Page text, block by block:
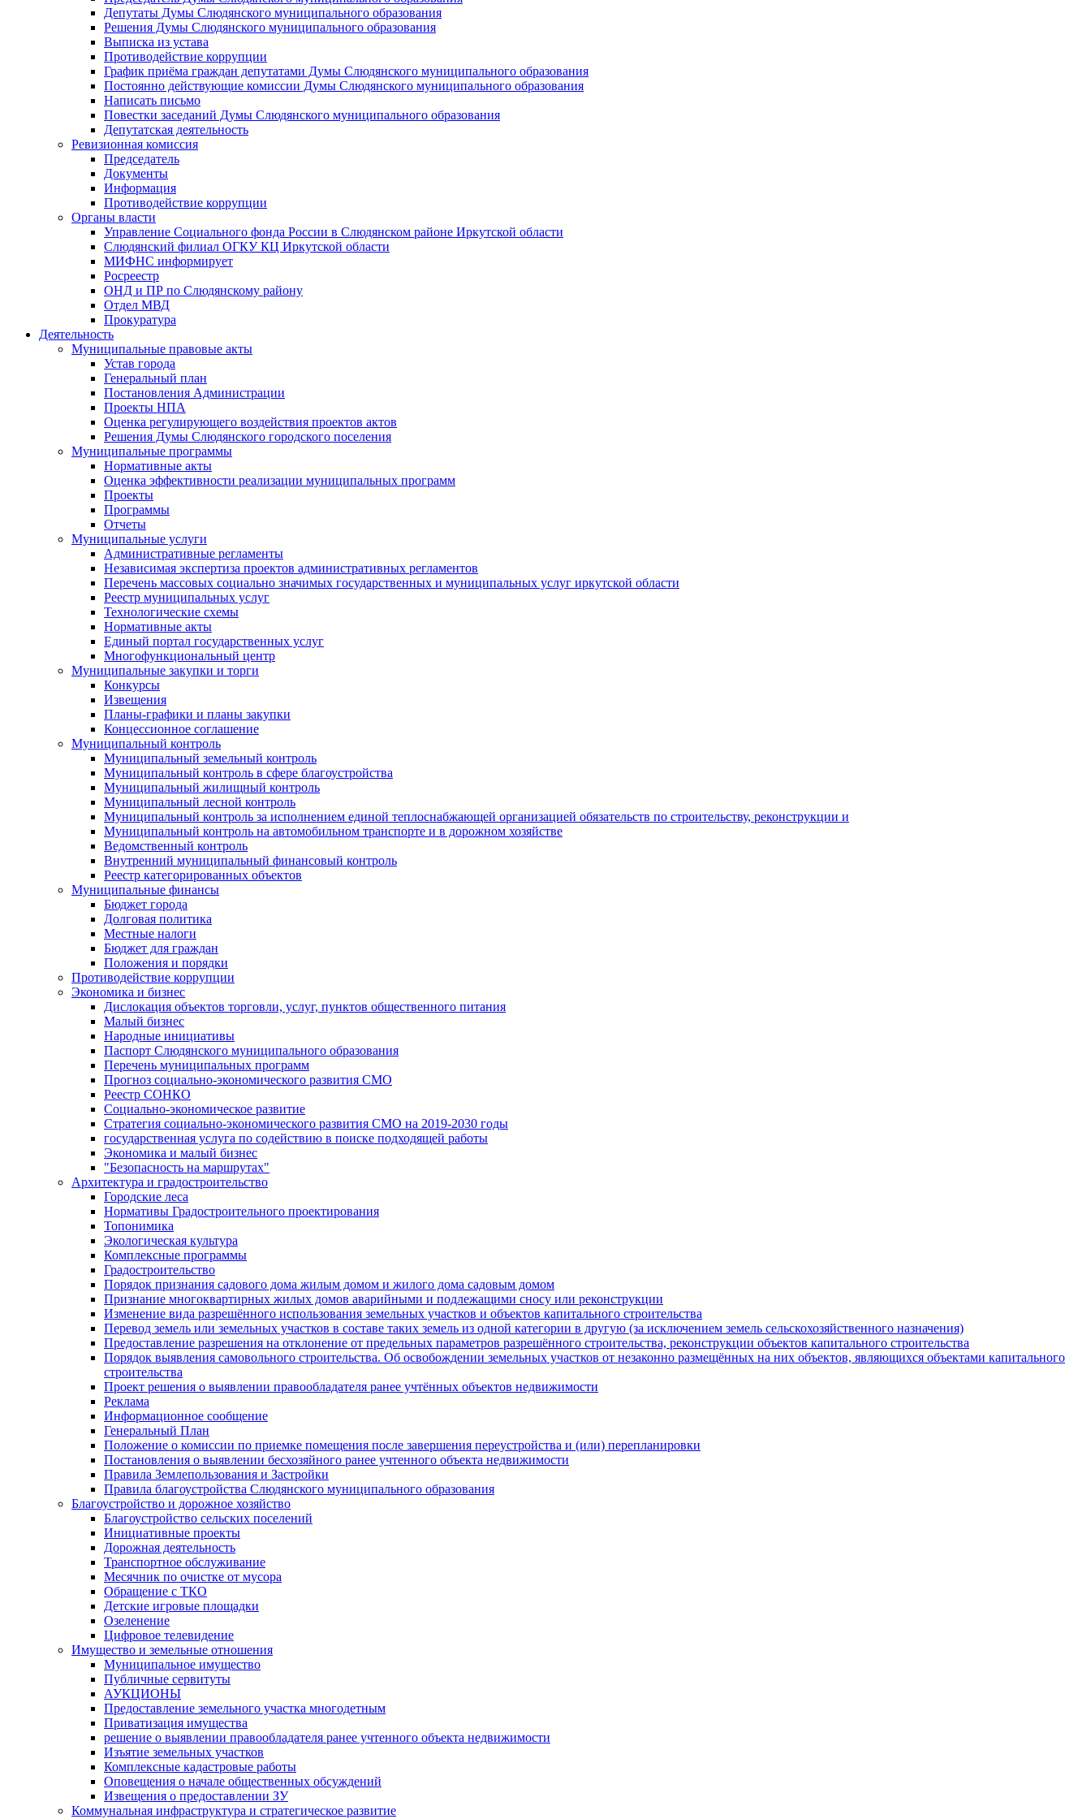
Депутаты Думы Слюдянского муниципального образования
Решения Думы Слюдянского муниципального образования
Выписка из устава
Противодействие коррупции
График приёма граждан депутатами Думы Слюдянского муниципального образования
Постоянно действующие комиссии Думы Слюдянского муниципального образования
Написать письмо
Повестки заседаний Думы Слюдянского муниципального образования
Депутатская деятельность
Ревизионная комиссия
Председатель
Документы
Информация
Противодействие коррупции
Органы власти
Управление Социального фонда России в Слюдянском районе Иркутской области
Слюдянский филиал ОГКУ КЦ Иркутской области
МИФНС информирует
Росреестр
ОНД и ПР по Слюдянскому району
Отдел МВД
Прокуратура
Деятельность
Муниципальные правовые акты
Устав города
Генеральный план
Постановления Администрации
Проекты НПА
Оценка регулирующего воздействия проектов актов
Решения Думы Слюдянского городского поселения
Муниципальные программы
Нормативные акты
Оценка эффективности реализации муниципальных программ
Проекты
Программы
Отчеты
Муниципальные услуги
Административные регламенты
Независимая экспертиза проектов административных регламентов
Перечень массовых социально значимых государственных и муниципальных услуг иркутской области
Реестр муниципальных услуг
Технологические схемы
Нормативные акты
Единый портал государственных услуг
Многофункциональный центр
Муниципальные закупки и торги
Конкурсы
Извещения
Планы-графики и планы закупки
Концессионное соглашение
Муниципальный контроль
Муниципальный земельный контроль
Муниципальный контроль в сфере благоустройства
Муниципальный жилищный контроль
Муниципальный лесной контроль
Муниципальный контроль за исполнением единой теплоснабжающей организацией обязательств по строительству, реконструкции и
Муниципальный контроль на автомобильном транспорте и в дорожном хозяйстве
Ведомственный контроль
Внутренний муниципальный финансовый контроль
Реестр категорированных объектов
Муниципальные финансы
Бюджет города
Долговая политика
Местные налоги
Бюджет для граждан
Положения и порядки
Противодействие коррупции
Экономика и бизнес
Дислокация объектов торговли, услуг, пунктов общественного питания
Малый бизнес
Народные инициативы
Паспорт Слюдянского муниципального образования
Перечень муниципальных программ
Прогноз социально-экономического развития СМО
Реестр СОНКО
Социально-экономическое развитие
Стратегия социально-экономического развития СМО на 2019-2030 годы
государственная услуга по содействию в поиске подходящей работы
Экономика и малый бизнес
"Безопасность на маршрутах"
Архитектура и градостроительство
Городские леса
Нормативы Градостроительного проектирования
Топонимика
Экологическая культура
Комплексные программы
Градостроительство
Порядок признания садового дома жилым домом и жилого дома садовым домом
Признание многоквартирных жилых домов аварийными и подлежащими сносу или реконструкции
Изменение вида разрешённого использования земельных участков и объектов капитального строительства
Перевод земель или земельных участков в составе таких земель из одной категории в другую (за исключением земель сельскохозяйственного назначения)
Предоставление разрешения на отклонение от предельных параметров разрешённого строительства, реконструкции объектов капитального строительства
Порядок выявления самовольного строительства. Об освобождении земельных участков от незаконно размещённых на них объектов, являющихся объектами капитального
строительства
Проект решения о выявлении правообладателя ранее учтённых объектов недвижимости
Реклама
Информационное сообщение
Генеральный План
Положение о комиссии по приемке помещения после завершения переустройства и (или) перепланировки
Постановления о выявлении бесхозяйного ранее учтенного объекта недвижимости
Правила Землепользования и Застройки
Правила благоустройства Слюдянского муниципального образования
Благоустройство и дорожное хозяйство
Благоустройство сельских поселений
Инициативные проекты
Дорожная деятельность
Транспортное обслуживание
Месячник по очистке от мусора
Обращение с ТКО
Детские игровые площадки
Озеленение
Цифровое телевидение
Имущество и земельные отношения
Муниципальное имущество
Публичные сервитуты
АУКЦИОНЫ
Предоставление земельного участка многодетным
Приватизация имущества
решение о выявлении правообладателя ранее учтенного объекта недвижимости
Изъятие земельных участков
Комплексные кадастровые работы
Оповещения о начале общественных обсуждений
Извещения о предоставлении ЗУ
Коммунальная инфраструктура и стратегическое развитие